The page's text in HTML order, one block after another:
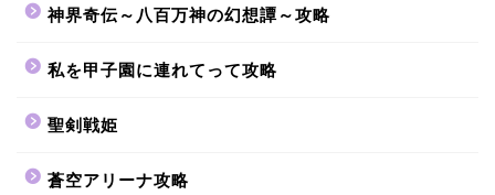
神界奇伝～八百万神の幻想譚～攻略
私を甲子園に連れてって攻略
聖剣戦姫
蒼空アリーナ攻略